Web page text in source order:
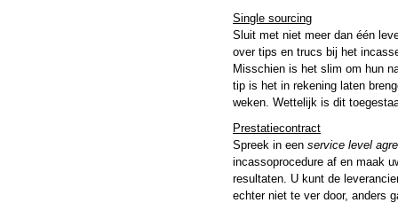
Single sourcing
Sluit met niet meer dan één
over tips en trucs bij het
Misschien is het slim om hun
tip is het in rekening laten
weken. Wettelijk is dit
Prestatiecontract
Spreek in een service level
incassoprocedure af en maak
resultaten. U kunt de
echter niet te ver door, anders